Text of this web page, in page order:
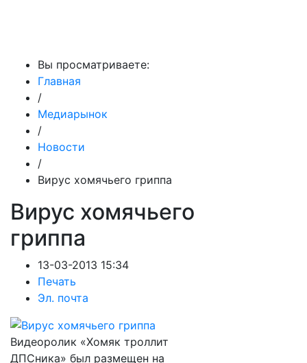
Вы просматриваете:
Главная
/
Медиарынок
/
Новости
/
Вирус хомячьего гриппа
Вирус хомячьего
гриппа
13-03-2013 15:34
Печать
Эл. почта
Видеоролик «Хомяк троллит
ДПСника» был размещен на